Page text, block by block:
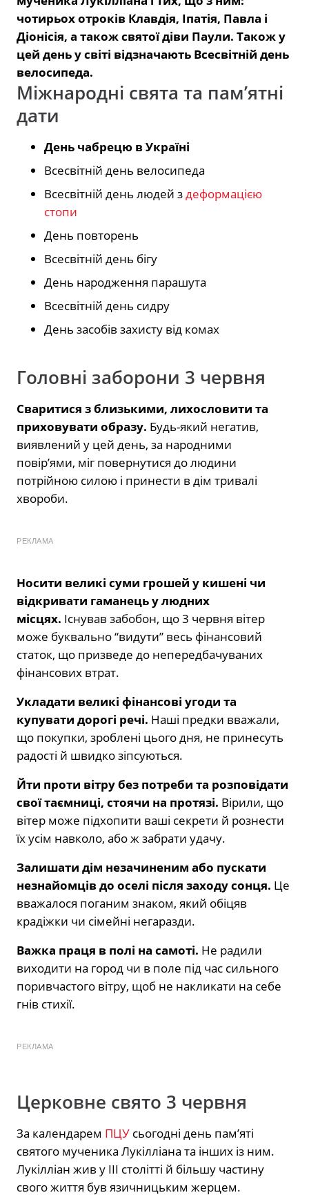
чотирьох отроків Клавдія, Іпатія, Павла і
Діонісія, а також святої діви Паули. Також у
цей день у світі відзначають Всесвітній день
велосипеда.
Міжнародні свята та пам’ятні
дати
День чабрецю в Україні
Всесвітній день велосипеда
Всесвітній день людей здеформацією
стопи
День повторень
Всесвітній день бігу
День народження парашута
Всесвітній день сидру
День засобів захисту від комах
Головні заборони 3 червня
Сваритися з близькими, лихословити та
приховувати образу. Будь-який негатив,
виявлений у цей день, за народними
повір’ями, міг повернутися до людини
потрійною силою і принести в дім тривалі
хвороби.
РЕКЛАМА
Носити великі суми грошей у кишені чи
відкривати гаманець у людних
місцях. Існував забобон, що 3 червня вітер
може буквально “видути” весь фінансовий
статок, що призведе до непередбачуваних
фінансових втрат.
Укладати великі фінансові угоди та
купувати дорогі речі. Наші предки вважали,
що покупки, зроблені цього дня, не принесуть
радості й швидко зіпсуються.
Йти проти вітру без потреби та розповідати
свої таємниці, стоячи на протязі. Вірили, що
вітер може підхопити ваші секрети й рознести
їх усім навколо, або ж забрати удачу.
Залишати дім незачиненим або пускати
незнайомців до оселі після заходу сонця. Це
вважалося поганим знаком, який обіцяв
крадіжки чи сімейні негаразди.
Важка праця в полі на самоті. Не радили
виходити на город чи в поле під час сильного
поривчастого вітру, щоб не накликати на себе
гнів стихії.
РЕКЛАМА
Церковне свято 3 червня
За календарем ПЦУ сьогодні день пам’яті
святого мученика Лукілліана та інших із ним.
Лукілліан жив у III столітті й більшу частину
свого життя був язичницьким жерцем.